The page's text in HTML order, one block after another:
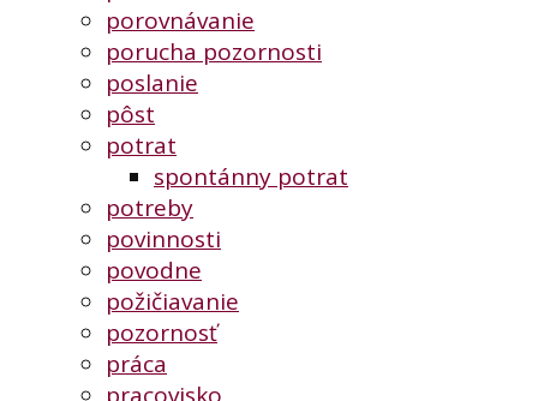
porovnávanie
porucha pozornosti
poslanie
pôst
potrat
spontánny potrat
potreby
povinnosti
povodne
požičiavanie
pozornosť
práca
pracovisko